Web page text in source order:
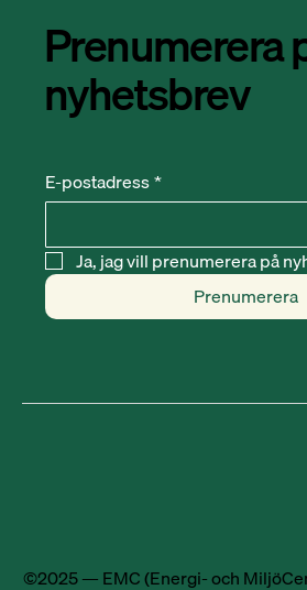
Prenumerera
nyhetsbrev
E-postadress*
Ja, jag vill prenumerera på
Prenumerera
©2025 — EMC (Energi- och